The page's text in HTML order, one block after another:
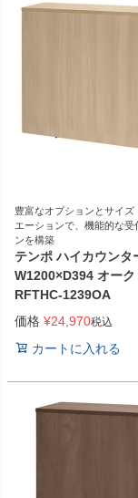
豊富なオプションとサイズ
エーションで、機能的な受
ンを構築
テンポ ハイカウンタ
W1200×D394 オーク
RFTHC-1239OA
価格 ¥24,970税込
カートに入れる